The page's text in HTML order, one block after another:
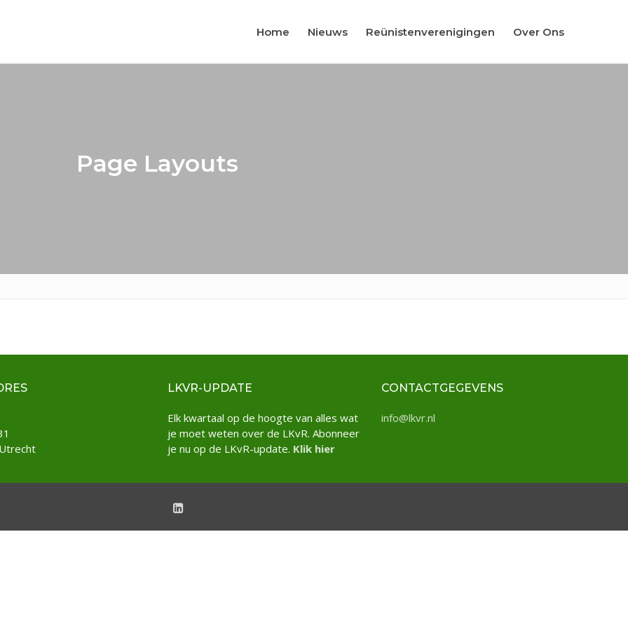
Home Nieuws Reünistenverenigingen Over Ons
Page Layouts
LKVR-UPDATE
Elk kwartaal op de hoogte van alles wat
je moet weten over de LKvR. Abonneer
je nu op de LKvR-update. Klik hier
CONTACTGEGEVENS
info@lkvr.nl